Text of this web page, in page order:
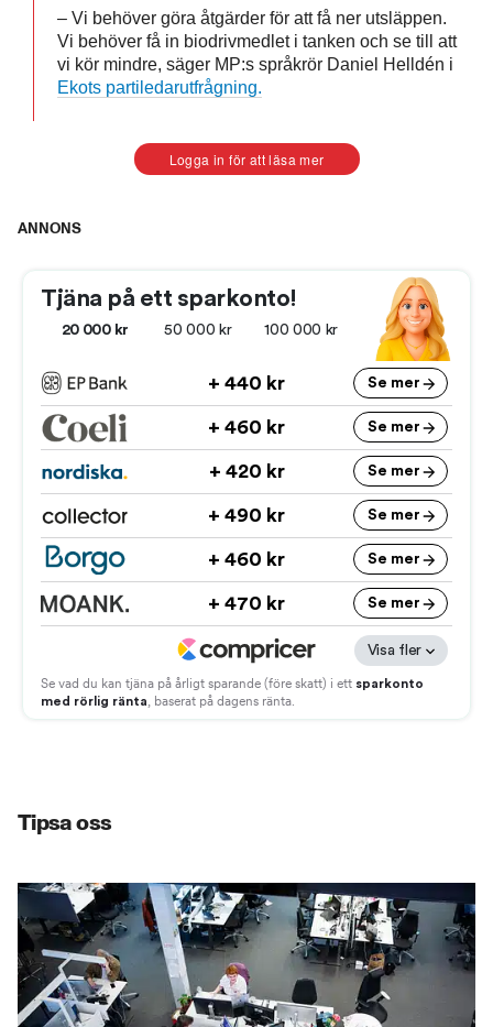
– Vi behöver göra åtgärder för att få ner utsläppen.
Vi behöver få in biodrivmedlet i tanken och se till att
vi kör mindre, säger MP:s språkrör Daniel Helldén i
Ekots partiledarutfrågning.
Logga in för att läsa mer
ANNONS
Tipsa oss